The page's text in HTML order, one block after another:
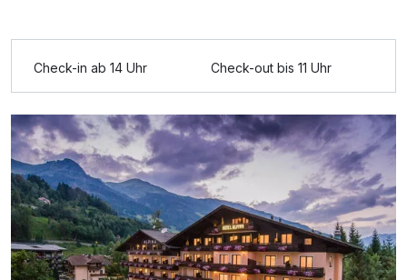
Ausstattung
Für 8 Tage p.P. ab828,00 €
Einzelzimmer Komfort
Check-in ab 14 Uhr Check-out bis 11 Uhr